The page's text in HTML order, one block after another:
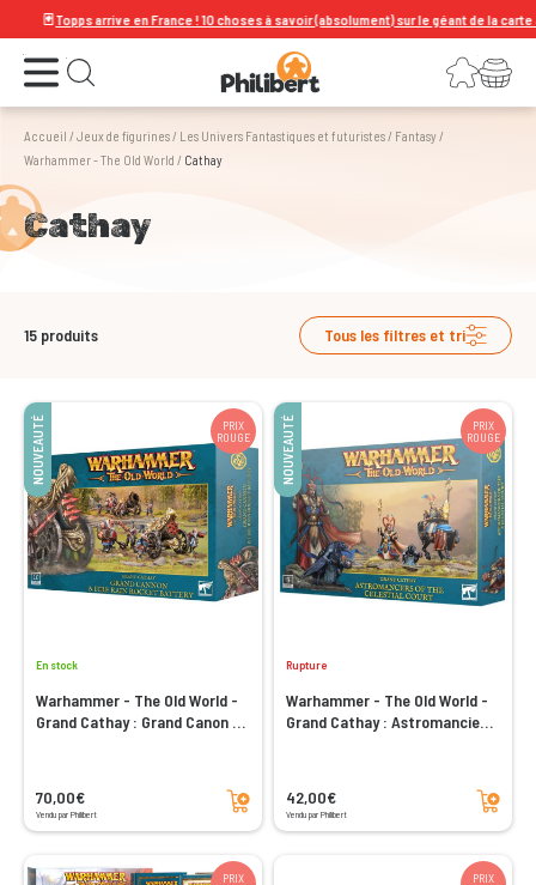
Topps arrive en France ! 10 choses à savoir (absolument) sur le géant de la carte à
Ouvrir le menu Ouvrir la recherche Connexion
Votre panier
Accueil / Jeux de figurines/ Les Univers Fantastiques et futuristes/ Fantasy/
Warhammer - The Old World / Cathay
Cathay
15 produits Tous les filtres et tri
NOUVEAUTÉ
PRIX
ROUGE
En stock
Warhammer - The Old World -
Grand Cathay : Grand Canon et
70,00€
Vendu par Philibert
Ajouter au panier
NOUVEAUTÉ
PRIX
ROUGE
Rupture
Warhammer - The Old World -
Grand Cathay : Astromanciens
42,00€
Vendu par Philibert
Ajouter au panier
PRIX
PRIX